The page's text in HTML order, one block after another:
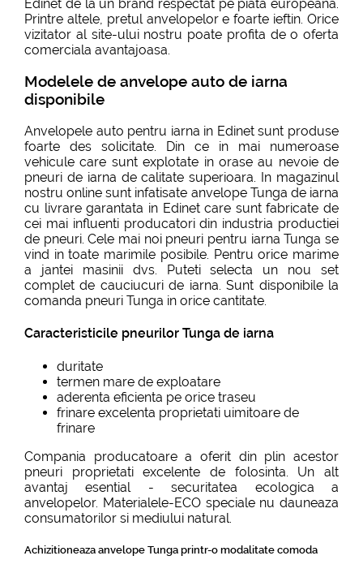
Edinet de la un brand respectat pe piata europeana.
Printre altele, pretul anvelopelor e foarte ieftin. Orice
vizitator al site-ului nostru poate profita de o oferta
comerciala avantajoasa.
Modelele de anvelope auto de iarna
disponibile
Anvelopele auto pentru iarna in Edinet sunt produse
foarte des solicitate. Din ce in mai numeroase
vehicule care sunt explotate in orase au nevoie de
pneuri de iarna de calitate superioara. In magazinul
nostru online sunt infatisate anvelope Tunga de iarna
cu livrare garantata in Edinet care sunt fabricate de
cei mai influenti producatori din industria productiei
de pneuri. Cele mai noi pneuri pentru iarna Tunga se
vind in toate marimile posibile. Pentru orice marime
a jantei masinii dvs. Puteti selecta un nou set
complet de cauciucuri de iarna. Sunt disponibile la
comanda pneuri Tunga in orice cantitate.
Caracteristicile pneurilor Tunga de iarna
duritate
termen mare de exploatare
aderenta eficienta pe orice traseu
frinare excelenta proprietati uimitoare de
frinare
Compania producatoare a oferit din plin acestor
pneuri proprietati excelente de folosinta. Un alt
avantaj esential - securitatea ecologica a
anvelopelor. Materialele-ECO speciale nu dauneaza
consumatorilor si mediului natural.
Achizitioneaza anvelope Tunga printr-o modalitate comoda